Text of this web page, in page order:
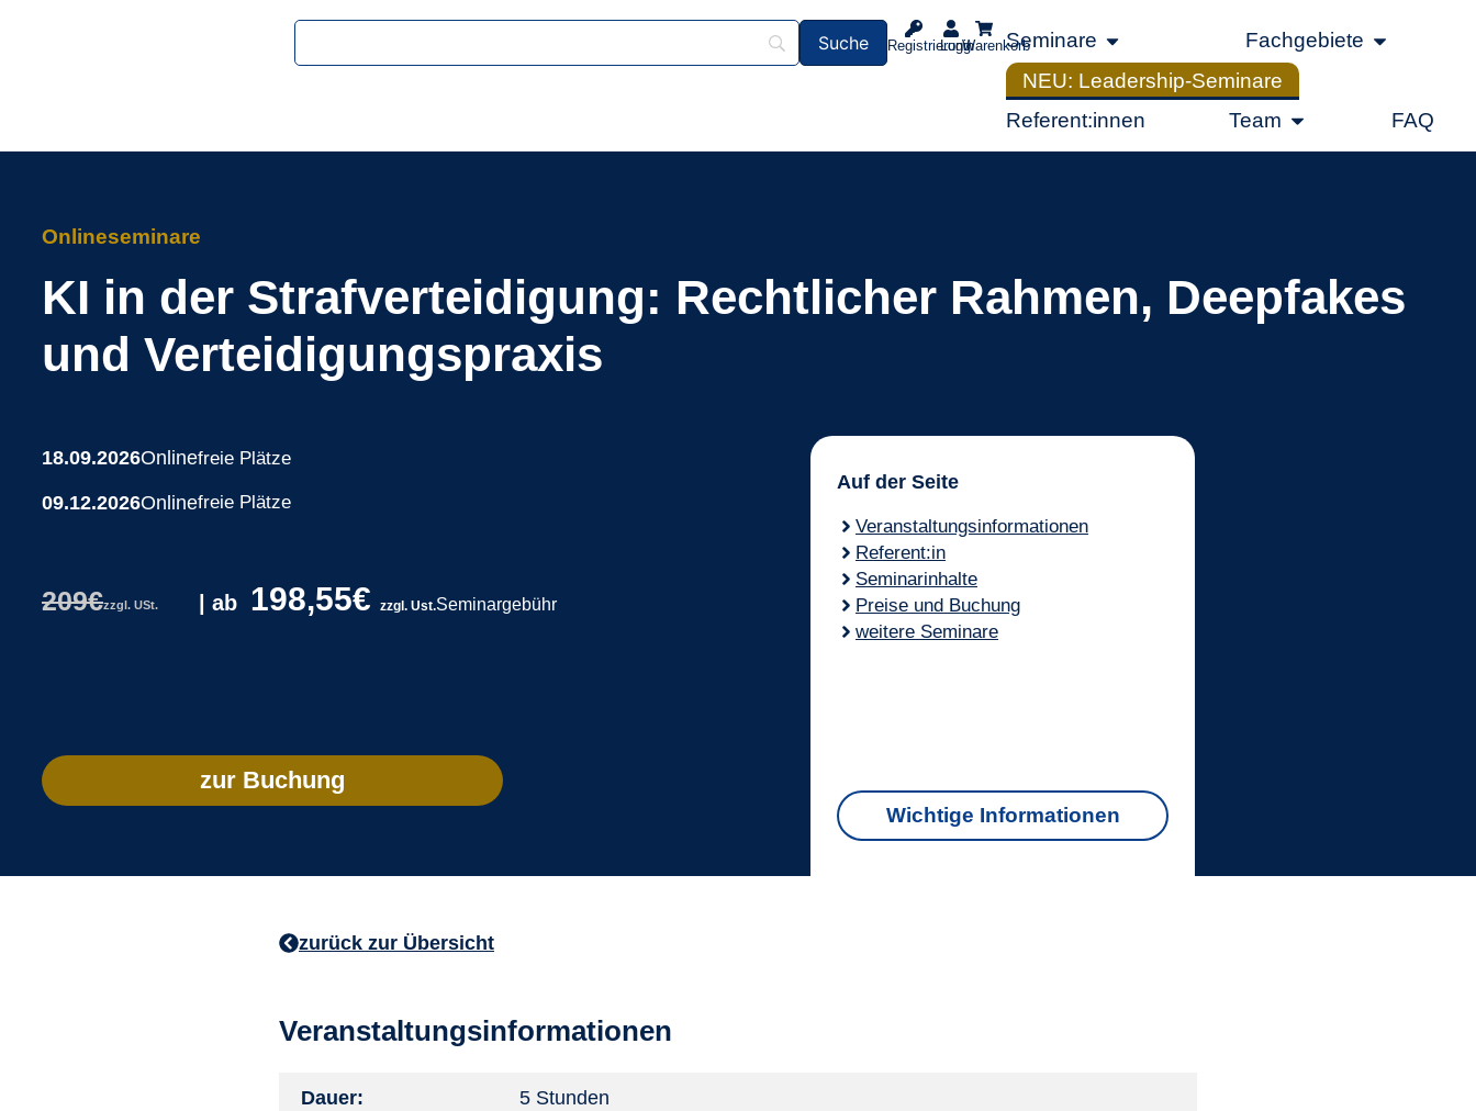
Registrierung
LoginWarenkorbSeminare
Fachgebiete
NEU: Leadership-Seminare
Referent:innen
Team FAQ
Onlineseminare
KI in der Strafverteidigung: Rechtlicher Rahmen, Deepfakes
und Verteidigungspraxis
18.09.2026Onlinefreie Plätze
09.12.2026Onlinefreie Plätze
209€zzgl. USt. |ab 198,55€zzgl. Ust.Seminargebühr
zur Buchung
Auf der Seite
Veranstaltungsinformationen
Referent:in
Seminarinhalte
Preise und Buchung
weitere Seminare
Wichtige Informationen
zurück zur Übersicht
Veranstaltungsinformationen
Dauer: 5 Stunden